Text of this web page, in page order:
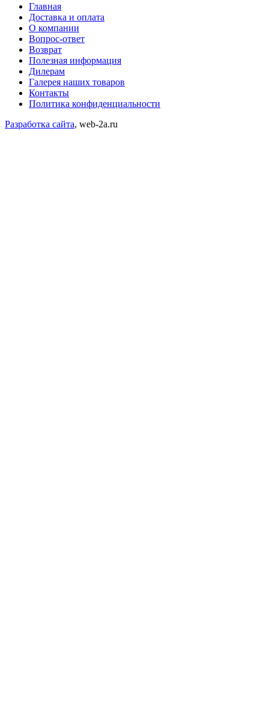
Главная
Доставка и оплата
О компании
Вопрос-ответ
Возврат
Полезная информация
Дилерам
Галерея наших товаров
Контакты
Политика конфиденциальности
Разработка сайта, web-2a.ru